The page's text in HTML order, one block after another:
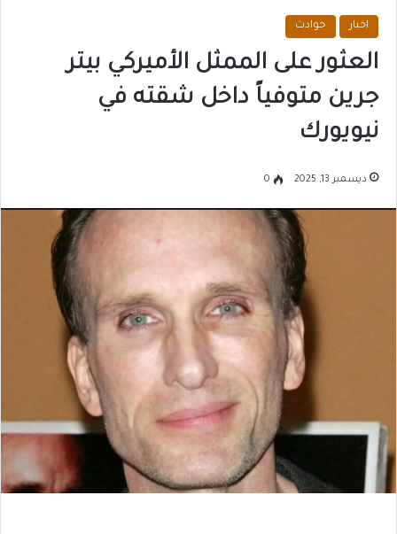
اخبار حوادث
العثور على الممثل الأميركي بيتر
جرين متوفياً داخل شقته في
نيويورك
ديسمبر 13, 2025 0